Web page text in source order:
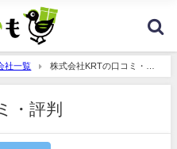
社一覧
株式会社KRTの口コミ・評
・評判